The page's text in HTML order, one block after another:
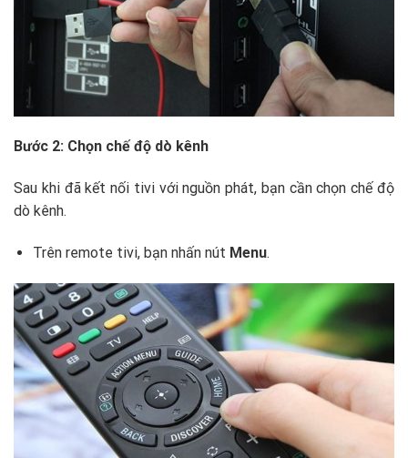
Bước 2: Chọn chế độ dò kênh
Sau khi đã kết nối tivi với nguồn phát, bạn cần chọn chế độ
dò kênh.
Trên remote tivi, bạn nhấn nút Menu.